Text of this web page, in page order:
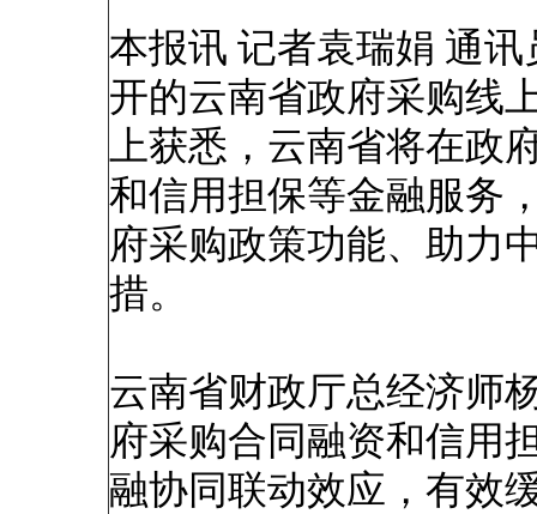
本报讯 记者袁瑞娟 通
开的云南省政府采购线
上获悉，云南省将在政
和信用担保等金融服务
府采购政策功能、助力
措。
云南省财政厅总经济师
府采购合同融资和信用
融协同联动效应，有效